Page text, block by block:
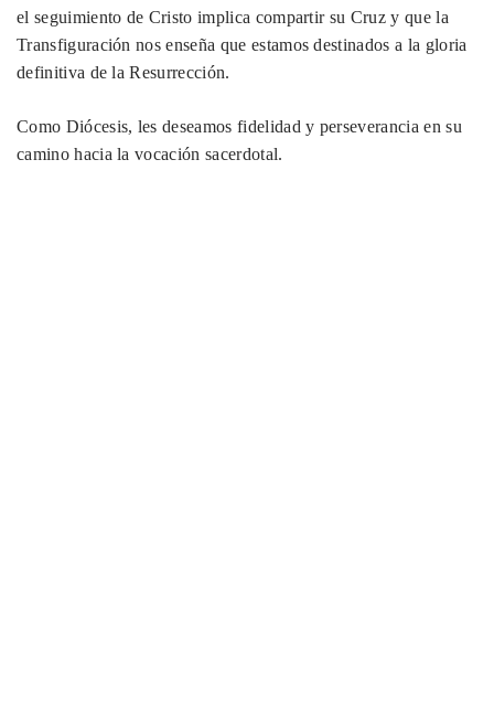
el seguimiento de Cristo implica compartir su Cruz y que la
Transfiguración nos enseña que estamos destinados a la gloria
definitiva de la Resurrección.
Como Diócesis, les deseamos fidelidad y perseverancia en su
camino hacia la vocación sacerdotal.